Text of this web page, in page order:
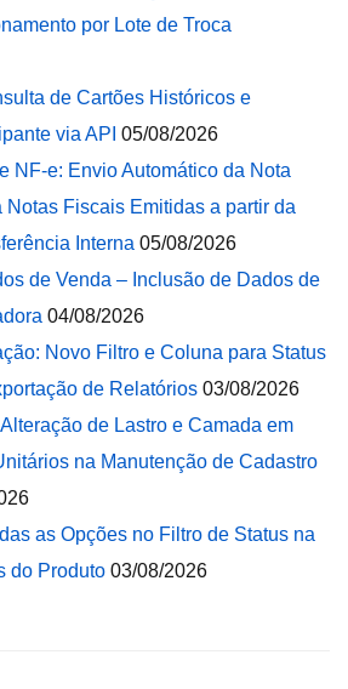
por Lote de Troca
de Cartões Históricos e
via API 05/08/2026
NF-e: Envio Automático da Nota
Notas Fiscais Emitidas a partir da
Interna 05/08/2026
de Venda – Inclusão de Dados de
04/08/2026
Novo Filtro e Coluna para Status
de Relatórios 03/08/2026
de Lastro e Camada em
na Manutenção de Cadastro
as Opções no Filtro de Status na
do Produto 03/08/2026